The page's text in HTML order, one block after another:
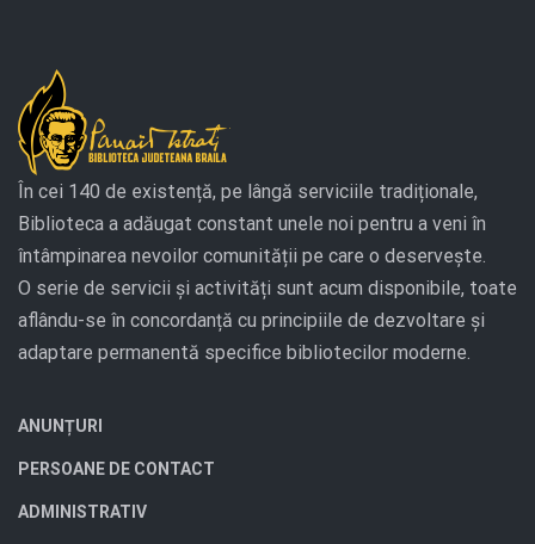
În cei 140 de existență, pe lângă serviciile tradiționale,
Biblioteca a adăugat constant unele noi pentru a veni în
întâmpinarea nevoilor comunității pe care o deservește.
O serie de servicii și activități sunt acum disponibile, toate
aflându-se în concordanță cu principiile de dezvoltare și
adaptare permanentă specifice bibliotecilor moderne.
ANUNȚURI
PERSOANE DE CONTACT
ADMINISTRATIV